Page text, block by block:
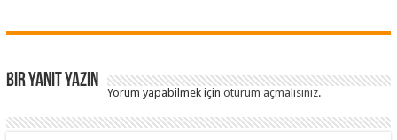
Bir yanıt yazın
Yorum yapabilmek içinoturum açmalısınız.